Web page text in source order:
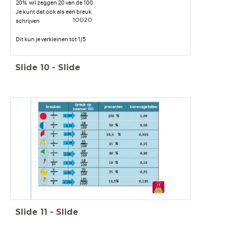
20% wil zeggen 20 van de 100
Je kunt dat ook als een breuk
schrijven
Dit kun je verkleinen tot 1/5
10020
Slide 10 - Slide
Slide 11 - Slide